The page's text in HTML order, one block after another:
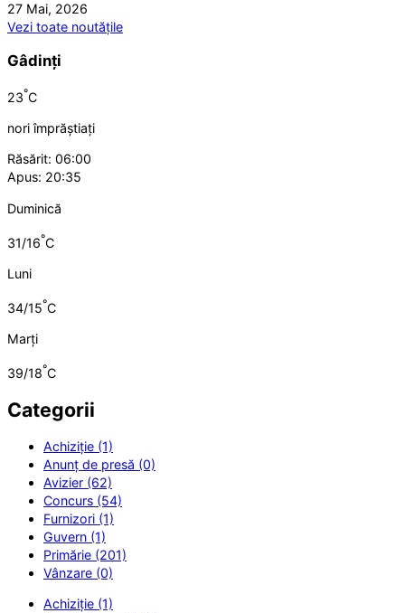
27 Mai, 2026
Vezi toate noutățile
Gâdinți
23°C
nori împrăștiați
Răsărit: 06:00
Apus: 20:35
Duminică
31/16°C
Luni
34/15°C
Marți
39/18°C
Categorii
Achiziție (1)
Anunț de presă (0)
Avizier (62)
Concurs (54)
Furnizori (1)
Guvern (1)
Primărie (201)
Vânzare (0)
Achiziție (1)